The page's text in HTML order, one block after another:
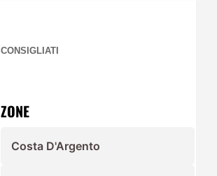
CONSIGLIATI
ZONE
Costa D'Argento